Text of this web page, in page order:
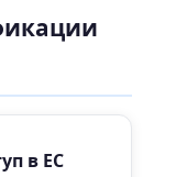
в ЕС